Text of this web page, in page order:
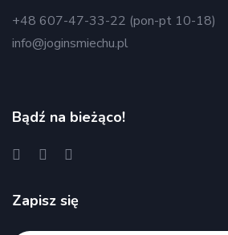
+48 607-47-33-22 (pon-pt 10-18)
info@joginsmiechu.pl
Bądź na bieżąco!
Zapisz się